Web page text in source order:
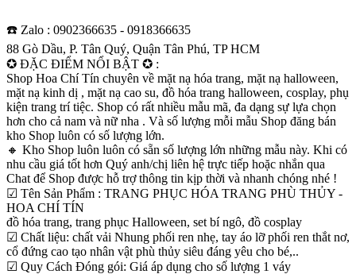
☎️ Zalo : 0902366635 - 0918366635
88 Gò Dầu, P. Tân Quý, Quận Tân Phú, TP HCM
✪ ĐẶC ĐIỂM NỔI BẬT ✪ :
Shop Hoa Chí Tín chuyên về mặt nạ hóa trang, mặt nạ halloween,
mặt nạ kinh dị , mặt nạ cao su, đồ hóa trang halloween, cosplay, phụ
kiện trang trí tiệc. Shop có rất nhiều mẫu mã, đa dạng sự lựa chọn
hơn cho cả nam và nữ nha . Và số lượng mỗi mẫu Shop đăng bán
kho Shop luôn có số lượng lớn.
🔸 Kho Shop luôn luôn có sẵn số lượng lớn những mẫu này. Khi có
nhu cầu giá tốt hơn Quý anh/chị liên hệ trực tiếp hoặc nhắn qua
Chat để Shop được hỗ trợ thông tin kịp thời và nhanh chóng nhé !
☑ Tên Sản Phẩm : TRANG PHỤC HÓA TRANG PHÙ THỦY -
HOA CHÍ TÍN
đồ hóa trang, trang phục Halloween, set bí ngô, đồ cosplay
☑ Chất liệu: chất vải Nhung phối ren nhẹ, tay áo lỡ phối ren thắt nơ,
cổ đứng cao tạo nhân vật phù thủy siêu đáng yêu cho bé,..
☑ Quy Cách Đóng gói: Giá áp dụng cho số lượng 1 váy